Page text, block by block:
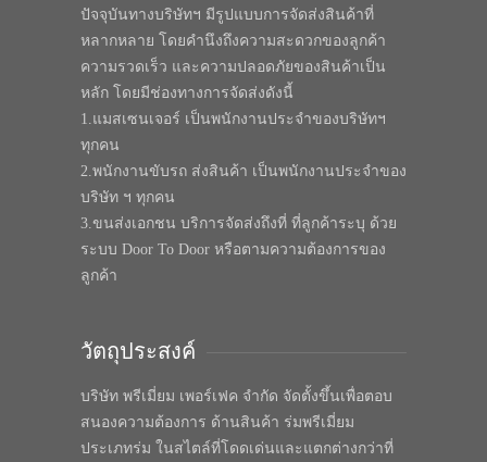
ปัจจุบันทางบริษัทฯ มีรูปแบบการจัดส่งสินค้าที่
หลากหลาย โดยคำนึงถึงความสะดวกของลูกค้า
ความรวดเร็ว และความปลอดภัยของสินค้าเป็น
หลัก โดยมีช่องทางการจัดส่งดังนี้
1.แมสเซนเจอร์ เป็นพนักงานประจำของบริษัทฯ
ทุกคน
2.พนักงานขับรถ ส่งสินค้า เป็นพนักงานประจำของ
บริษัท ฯ ทุกคน
3.ขนส่งเอกชน บริการจัดส่งถึงที่ ที่ลูกค้าระบุ ด้วย
ระบบ Door To Door หรือตามความต้องการของ
ลูกค้า
วัตถุประสงค์
บริษัท พรีเมี่ยม เพอร์เฟค จำกัด จัดตั้งขึ้นเพื่อตอบ
สนองความต้องการ ด้านสินค้า ร่มพรีเมี่ยม
ประเภทร่ม ในสไตล์ที่โดดเด่นและแตกต่างกว่าที่